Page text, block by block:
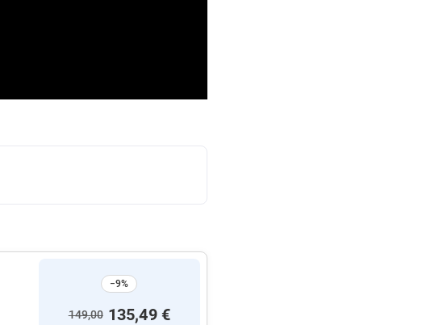
−9%
149,00 135,49 €